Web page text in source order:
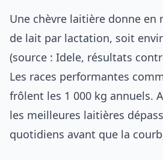
Une chèvre laitière donne en
de lait par lactation, soit
(source : Idele, résultats
Les races performantes
frôlent les 1 000 kg annuels.
les meilleures laitières
quotidiens avant que la